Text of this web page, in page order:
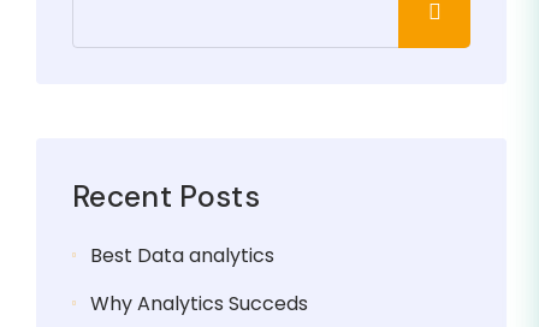
Recent Posts
Best Data analytics
Why Analytics Succeds